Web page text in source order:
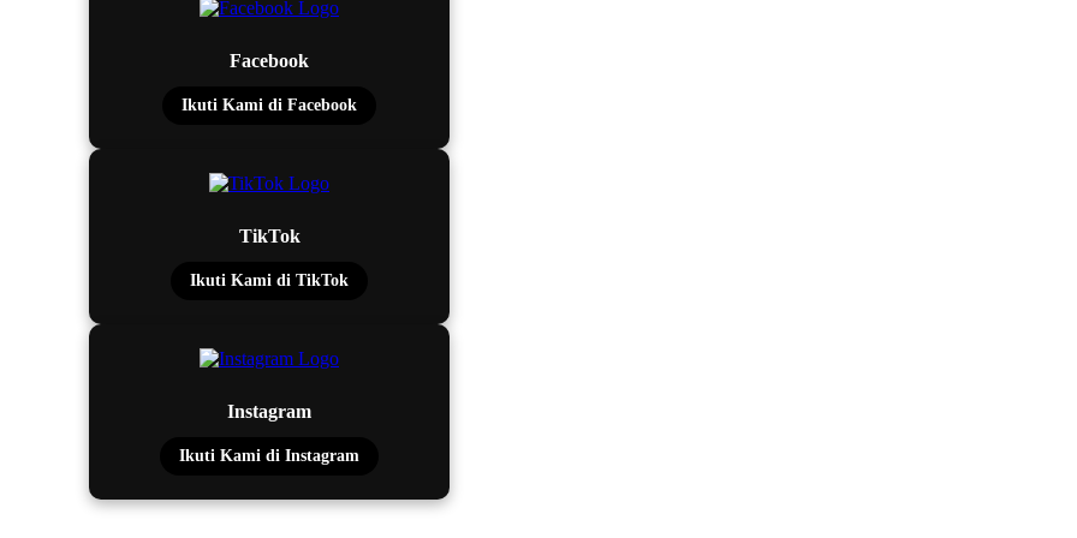
Facebook
Ikuti Kami di Facebook
TikTok
Ikuti Kami di TikTok
Instagram
Ikuti Kami di Instagram